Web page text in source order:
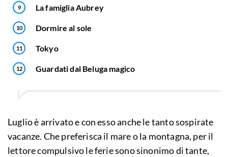
La famiglia Aubrey
Dormire al sole
Tokyo
Guardati dal Beluga magico
Luglio è arrivato e con esso anche le tanto sospirate
vacanze. Che preferisca il mare o la montagna, per il
lettore compulsivo le ferie sono sinonimo di tante,